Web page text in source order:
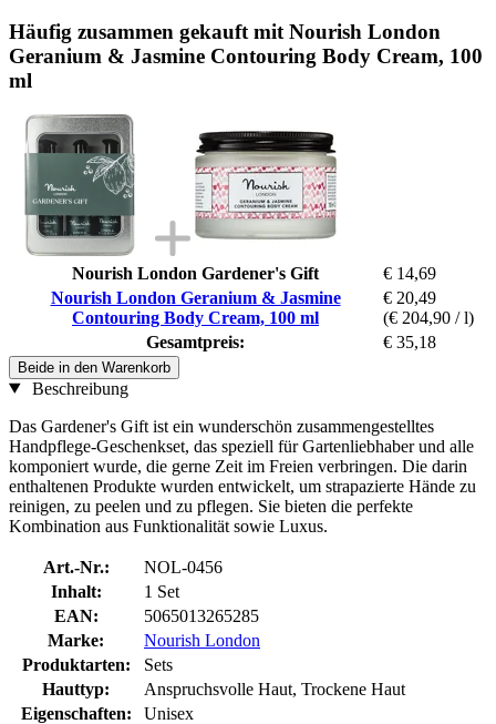
Häufig zusammen gekauft mit Nourish London
Geranium & Jasmine Contouring Body Cream, 100
ml
Nourish London Gardener's Gift
€ 14,69
Nourish London Geranium & Jasmine
Contouring Body Cream, 100 ml
€ 20,49
(€ 204,90 / l)
Gesamtpreis:
€ 35,18
Beide in den Warenkorb
Beschreibung
Das Gardener's Gift ist ein wunderschön zusammengestelltes
Handpflege-Geschenkset, das speziell für Gartenliebhaber und alle
komponiert wurde, die gerne Zeit im Freien verbringen. Die darin
enthaltenen Produkte wurden entwickelt, um strapazierte Hände zu
reinigen, zu peelen und zu pflegen. Sie bieten die perfekte
Kombination aus Funktionalität sowie Luxus.
Art.-Nr.:
NOL-0456
Inhalt:
1 Set
EAN:
5065013265285
Marke:
Nourish London
Produktarten:
Sets
Hauttyp:
Anspruchsvolle Haut, Trockene Haut
Eigenschaften:
Unisex